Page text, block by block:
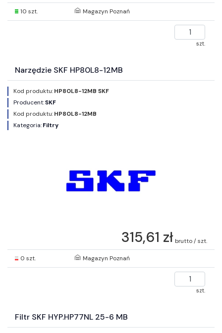
10 szt. Magazyn Poznań
szt.
Narzędzie SKF HP80L8-12MB
Kod produktu:HP80L8-12MB SKF
Producent:SKF
Kod produktu:HP80L8-12MB
Kategoria:Filtry
315,61 zł brutto / szt.
0 szt. Magazyn Poznań
szt.
Filtr SKF HYP.HP77NL 25-6 MB